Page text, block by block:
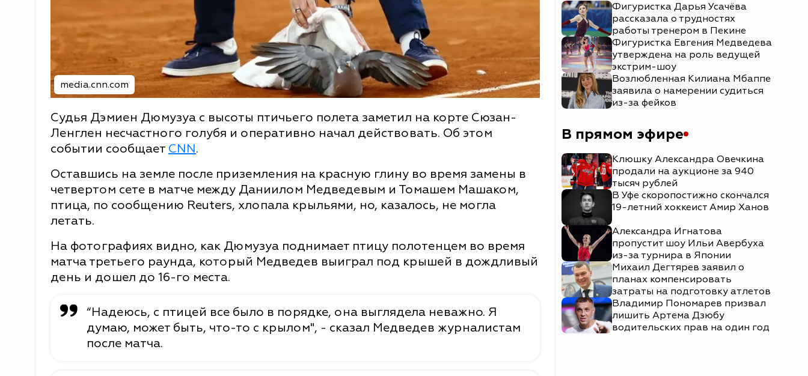
media.cnn.com
Судья Дэмиен Дюмузуа с высоты птичьего полета заметил на корте Сюзан-
Ленглен несчастного голубя и оперативно начал действовать. Об этом
событии сообщает CNN.
Оставшись на земле после приземления на красную глину во время замены в
четвертом сете в матче между Даниилом Медведевым и Томашем Машаком,
птица, по сообщению Reuters, хлопала крыльями, но, казалось, не могла
летать.
На фотографиях видно, как Дюмузуа поднимает птицу полотенцем во время
матча третьего раунда, который Медведев выиграл под крышей в дождливый
день и дошел до 16-го места.
“Надеюсь, с птицей все было в порядке, она выглядела неважно. Я
думаю, может быть, что-то с крылом", - сказал Медведев журналистам
после матча.
Фигуристка Дарья Усачёва
рассказала о трудностях
работы тренером в Пекине
Фигуристка Евгения Медведева
утверждена на роль ведущей
экстрим-шоу
Возлюбленная Килиана Мбаппе
заявила о намерении судиться
из-за фейков
В прямом эфире
Клюшку Александра Овечкина
продали на аукционе за 940
тысяч рублей
В Уфе скоропостижно скончался
19-летний хоккеист Амир Ханов
Александра Игнатова
пропустит шоу Ильи Авербуха
из-за турнира в Японии
Михаил Дегтярев заявил о
планах компенсировать
затраты на подготовку атлетов
Владимир Пономарев призвал
лишить Артема Дзюбу
водительских прав на один год